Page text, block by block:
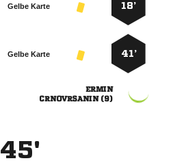
18’
Gelbe Karte
41’
Gelbe Karte

 
45'